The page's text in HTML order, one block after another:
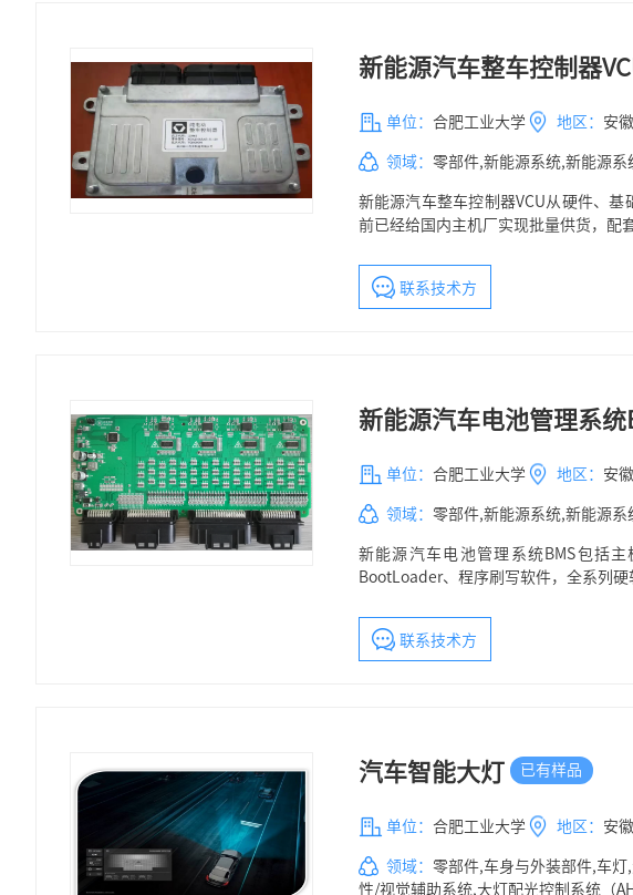
新能源汽车整车控制器
单位： 合肥工业大学 地区： 安
领域： 零部件,新能源系统,新能源系
新能源汽车整车控制器VCU从硬件、
前已经给国内主机厂实现批量供货，配
联系技术方
新能源汽车电池管理系统
单位： 合肥工业大学 地区： 安
领域： 零部件,新能源系统,新能源系
新能源汽车电池管理系统BMS包括
BootLoader、程序刷写软件，全系列
联系技术方
汽车智能大灯 已有样品
单位： 合肥工业大学 地区： 安
领域： 零部件,车身与外装部件,车灯
性/视觉辅助系统,大灯配光控制系统（